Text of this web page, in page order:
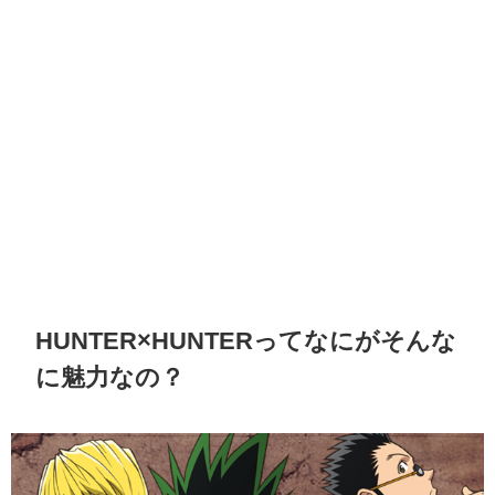
HUNTER×HUNTERってなにがそんな
に魅力なの？